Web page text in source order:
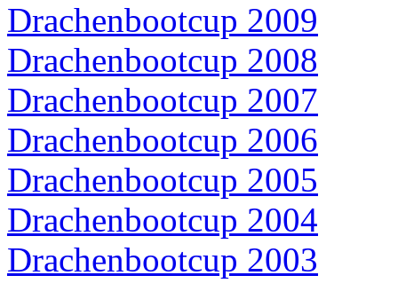
Drachenbootcup 2009
Drachenbootcup 2008
Drachenbootcup 2007
Drachenbootcup 2006
Drachenbootcup 2005
Drachenbootcup 2004
Drachenbootcup 2003